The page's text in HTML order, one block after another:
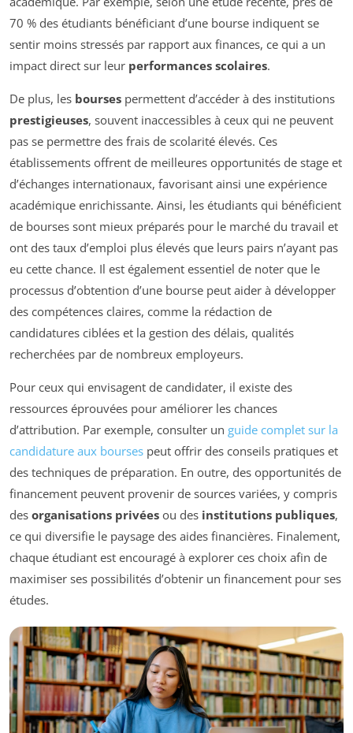
70 % des étudiants bénéficiant d’une bourse indiquent se
sentir moins stressés par rapport aux finances, ce qui a un
impact direct sur leur performances scolaires.
De plus, les bourses permettent d’accéder à des institutions
prestigieuses, souvent inaccessibles à ceux qui ne peuvent
pas se permettre des frais de scolarité élevés. Ces
établissements offrent de meilleures opportunités de stage et
d’échanges internationaux, favorisant ainsi une expérience
académique enrichissante. Ainsi, les étudiants qui bénéficient
de bourses sont mieux préparés pour le marché du travail et
ont des taux d’emploi plus élevés que leurs pairs n’ayant pas
eu cette chance. Il est également essentiel de noter que le
processus d’obtention d’une bourse peut aider à développer
des compétences claires, comme la rédaction de
candidatures ciblées et la gestion des délais, qualités
recherchées par de nombreux employeurs.
Pour ceux qui envisagent de candidater, il existe des
ressources éprouvées pour améliorer les chances
d’attribution. Par exemple, consulter un guide complet sur la
candidature aux bourses peut offrir des conseils pratiques et
des techniques de préparation. En outre, des opportunités de
financement peuvent provenir de sources variées, y compris
des organisations privées ou des institutions publiques,
ce qui diversifie le paysage des aides financières. Finalement,
chaque étudiant est encouragé à explorer ces choix afin de
maximiser ses possibilités d’obtenir un financement pour ses
études.